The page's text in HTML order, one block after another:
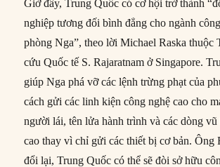
Giờ đây, Trung Quốc có cơ hội trở thành
nghiệp tương đối bình đẳng cho ngành
phòng Nga”, theo lời Michael Raska thuộc
cứu Quốc tế S. Rajaratnam ở Singapore.
giúp Nga phá vỡ các lệnh trừng phạt của
cách gửi các linh kiện công nghệ cao cho
người lái, tên lửa hành trình và các dòng
cao thay vì chỉ gửi các thiết bị cơ bản. Ông
đổi lại, Trung Quốc có thể sẽ đòi sở hữu